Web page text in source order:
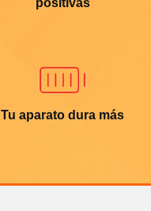
Tu aparato dura más